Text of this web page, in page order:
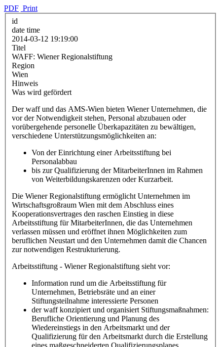
PDF Print
id
date time
2014-03-12 19:19:00
Titel
WAFF: Wiener Regionalstiftung
Region
Wien
Hinweis
Was wird gefördert
Der waff und das AMS-Wien bieten Wiener Unternehmen, die
vor der Notwendigkeit stehen, Personal abzubauen oder
vorübergehende personelle Überkapazitäten zu bewältigen,
verschiedene Unterstützungsmöglichkeiten an:
Von der Einrichtung einer Arbeitsstiftung bei
Personalabbau
bis zur Qualifizierung der MitarbeiterInnen im Rahmen
von Weiterbildungskarenzen oder Kurzarbeit.
Die Wiener Regionalstiftung ermöglicht Unternehmen im
Wirtschaftsgroßraum Wien mit dem Abschluss eines
Kooperationsvertrages den raschen Einstieg in diese
Arbeitsstiftung für MitarbeiterInnen, die das Unternehmen
verlassen müssen und eröffnet ihnen Möglichkeiten zum
beruflichen Neustart und den Unternehmen damit die Chancen
zur notwendigen Restrukturierung.
Arbeitsstiftung - Wiener Regionalstiftung sieht vor:
Information rund um die Arbeitsstiftung für
Unternehmen, Betriebsräte und an einer
Stiftungsteilnahme interessierte Personen
der waff konzipiert und organisiert Stiftungsmaßnahmen:
Berufliche Orientierung und Planung des
Wiedereinstiegs in den Arbeitsmarkt und der
Qualifizierung für den Arbeitsmarkt durch die Erstellung
eines maßgeschneiderten Qualifizierungsplanes